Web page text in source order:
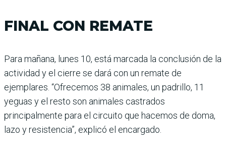
FINAL CON REMATE
Para mañana, lunes 10, está marcada la conclusión de la
actividad y el cierre se dará con un remate de
ejemplares. “Ofrecemos 38 animales, un padrillo, 11
yeguas y el resto son animales castrados
principalmente para el circuito que hacemos de doma,
lazo y resistencia”, explicó el encargado.